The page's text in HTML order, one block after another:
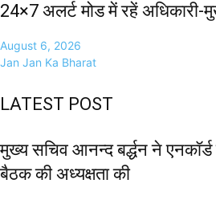
24×7 अलर्ट मोड में रहें अधिकारी-
August 6, 2026
Jan Jan Ka Bharat
LATEST POST
मुख्य सचिव आनन्द बर्द्धन ने एनकॉर्ड
बैठक की अध्यक्षता की